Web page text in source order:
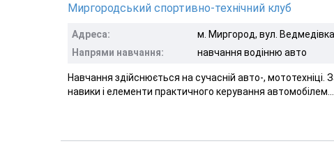
Миргородський спортивно-технічний клуб
Адреса:
м. Миргород, вул.
Напрями навчання:
навчання водінню авто
Навчання здійснюється на сучасній авто-,
навики і елементи практичного керування автомобілем....